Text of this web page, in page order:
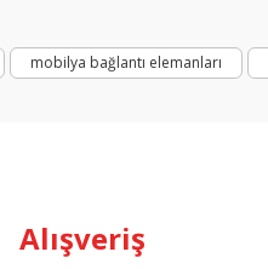
mobilya bağlantı elemanları
Alışveriş